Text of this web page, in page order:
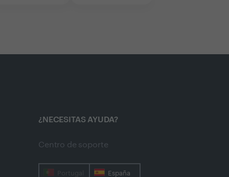
¿NECESITAS AYUDA?
Centro de soporte
Portugal España